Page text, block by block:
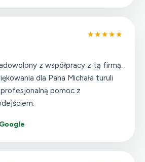
★★★★★
z współpracy z tą firmą.
dla Pana Michała turuli
pomoc z